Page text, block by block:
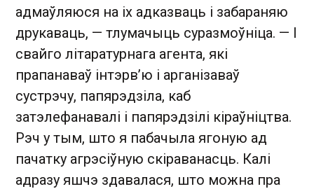
адмаўляюся на іх адказваць і забараняю
друкаваць, — тлумачыць суразмоўніца. — І
свайго літаратурнага агента, які
прапанаваў інтэрв’ю і арганізаваў
сустрэчу, папярэдзіла, каб
затэлефанавалі і папярэдзілі кіраўніцтва.
Рэч у тым, што я пабачыла ягоную ад
пачатку агрэсіўную скіраванасць. Калі
адразу яшчэ здавалася, што можна пра